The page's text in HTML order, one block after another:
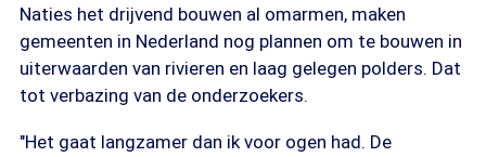
Naties het drijvend bouwen al omarmen, maken
gemeenten in Nederland nog plannen om te bouwen in
uiterwaarden van rivieren en laag gelegen polders. Dat
tot verbazing van de onderzoekers.
"Het gaat langzamer dan ik voor ogen had. De